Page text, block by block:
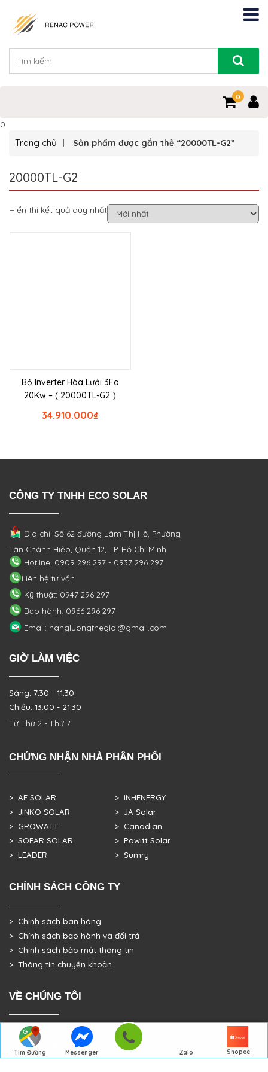
0
Tìm Đường
Messenger
Zalo Shopee
0
Trang chủ Sản phẩm được gắn thẻ “20000TL-G2”
20000TL-G2
Hiển thị kết quả duy nhất
Bộ Inverter Hòa Lưới 3Fa
20Kw – ( 20000TL-G2 )
₫
34.910.000
CÔNG TY TNHH ECO SOLAR
Địa chỉ: Số 62 đường Lâm Thị Hố, Phường
Tân Chánh Hiệp, Quận 12, TP. Hồ Chí Minh
Hotline: 0909 296 297 - 0937 296 297
Liên hệ tư vấn
Kỹ thuật: 0947 296 297
Bảo hành: 0966 296 297
Email: nangluongthegioi@gmail.com
GIỜ LÀM VIỆC
Sáng: 7:30 - 11:30
Chiều: 13:00 - 21:30
Từ Thứ 2 - Thứ 7
CHỨNG NHẬN NHÀ PHÂN PHỐI
> AE SOLAR
> JINKO SOLAR
> GROWATT
> SOFAR SOLAR
> LEADER
> INHENERGY
> JA Solar
> Canadian
> Powitt Solar
> Sumry
CHÍNH SÁCH CÔNG TY
> Chính sách bán hàng
> Chính sách bảo hành và đổi trả
> Chính sách bảo mật thông tin
> Thông tin chuyển khoản
VỀ CHÚNG TÔI
> GIỚI THIỆU
> TRANG CHỦ
> DỰ ÁN THỰC TẾ